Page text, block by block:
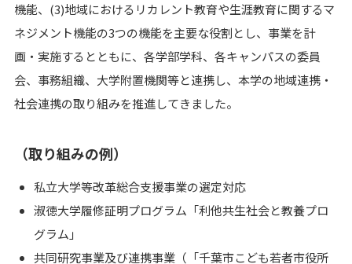
機能、(3)地域におけるリカレント教育や生涯教育に関するマ
ネジメント機能の3つの機能を主要な役割とし、事業を計
画・実施するとともに、各学部学科、各キャンパスの委員
会、事務組織、大学附置機関等と連携し、本学の地域連携・
社会連携の取り組みを推進してきました。
（取り組みの例）
私立大学等改革総合支援事業の選定対応
淑徳大学履修証明プログラム「利他共生社会と教養プロ
グラム」
共同研究事業及び連携事業（「千葉市こども若者市役所